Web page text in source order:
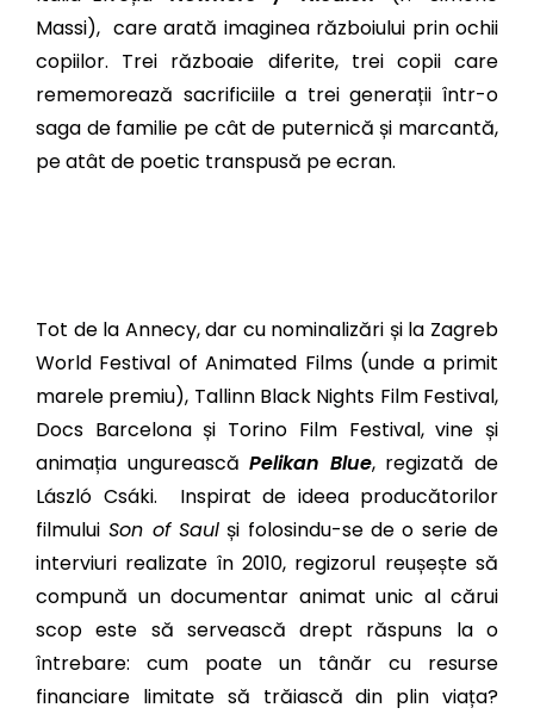
Massi), care arată imaginea războiului prin ochii
copiilor. Trei războaie diferite, trei copii care
rememorează sacrificiile a trei generații într-o
saga de familie pe cât de puternică și marcantă,
pe atât de poetic transpusă pe ecran.
Tot de la Annecy, dar cu nominalizări și la Zagreb
World Festival of Animated Films (unde a primit
marele premiu), Tallinn Black Nights Film Festival,
Docs Barcelona și Torino Film Festival, vine și
animația ungureascăPelikan Blue, regizată de
László Csáki. Inspirat de ideea producătorilor
filmului Son of Saul și folosindu-se de o serie de
interviuri realizate în 2010, regizorul reușește să
compună un documentar animat unic al cărui
scop este să servească drept răspuns la o
întrebare: cum poate un tânăr cu resurse
financiare limitate să trăiască din plin viața?